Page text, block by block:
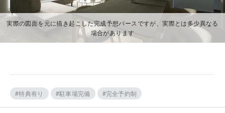
実際の図面を元に描き起こした完成予想パースですが、実際とは多少異なる
場合があります
#特典有り #駐車場完備 #完全予約制